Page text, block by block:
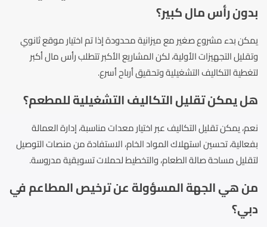
بدون رأس مال كبير؟
يمكن بدء مشروع صغير مع ميزانية محدودة إذا تم اختيار موقع ثانوي
وتقليل التجهيزات الأولية، لكن المشاريع الأكبر تتطلب رأس مال أكبر
لتغطية التكاليف التشغيلية وتحقيق أرباح أسرع.
هل يمكن تقليل التكاليف التشغيلية للمطعم؟
نعم، يمكن تقليل التكاليف عبر اختيار معدات مناسبة، إدارة العمالة
بفعالية، تحسين استهلاك المواد الخام، الاستفادة من منصات التوصيل
لتقليل مساحة صالة الطعام، والتخطيط لحملات تسويقية مدروسة.
من هي الجهة المسؤولة عن ترخيص المطاعم في
دبي؟